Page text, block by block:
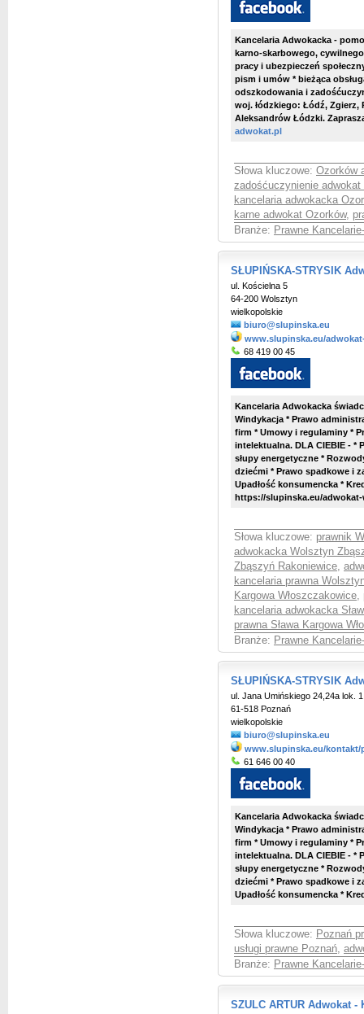
Kancelaria Adwokacka -
karno-skarbowego,
pracy i ubezpieczeń
pism i umów * bieżąca
odszkodowania i
woj. łódzkiego: Łódź, Zgierz,
Aleksandrów Łódzki.
adwokat.pl
Słowa kluczowe: Ozorków
zadośćuczynienie adwokat
kancelaria adwokacka
karne adwokat Ozorków,
Branże: Prawne
SŁUPIŃSKA-STRYSIK
ul. Kościelna 5
64-200 Wolsztyn
wielkopolskie
biuro@slupinska.eu
www.slupinska.eu/
68 419 00 45
Kancelaria Adwokacka
Windykacja * Prawo
firm * Umowy i regulaminy *
intelektualna. DLA CIEBIE -
słupy energetyczne *
dziećmi * Prawo spadkowe i
Upadłość konsumencka *
https://slupinska.eu/
Słowa kluczowe: prawnik
adwokacka Wolsztyn
Zbąszyń Rakoniewice,
kancelaria prawna
Kargowa Włoszczakowice,
kancelaria adwokacka
prawna Sława Kargowa
Branże: Prawne
SŁUPIŃSKA-STRYSIK
ul. Jana Umińskiego 24,24a lok. 1
61-518 Poznań
wielkopolskie
biuro@slupinska.eu
www.slupinska.eu/kontakt/
61 646 00 40
Kancelaria Adwokacka
Windykacja * Prawo
firm * Umowy i regulaminy *
intelektualna. DLA CIEBIE - *
słupy energetyczne *
dziećmi * Prawo spadkowe i
Upadłość konsumencka *
Słowa kluczowe: Poznań
usługi prawne Poznań,
Branże: Prawne
SZULC ARTUR Adwokat -